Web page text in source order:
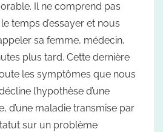
Il ne comprend pas
temps d’essayer et nous
sa femme, médecin,
plus tard. Cette dernière
les symptômes que nous
l’hypothèse d’une
d’une maladie transmise par
sur un problème